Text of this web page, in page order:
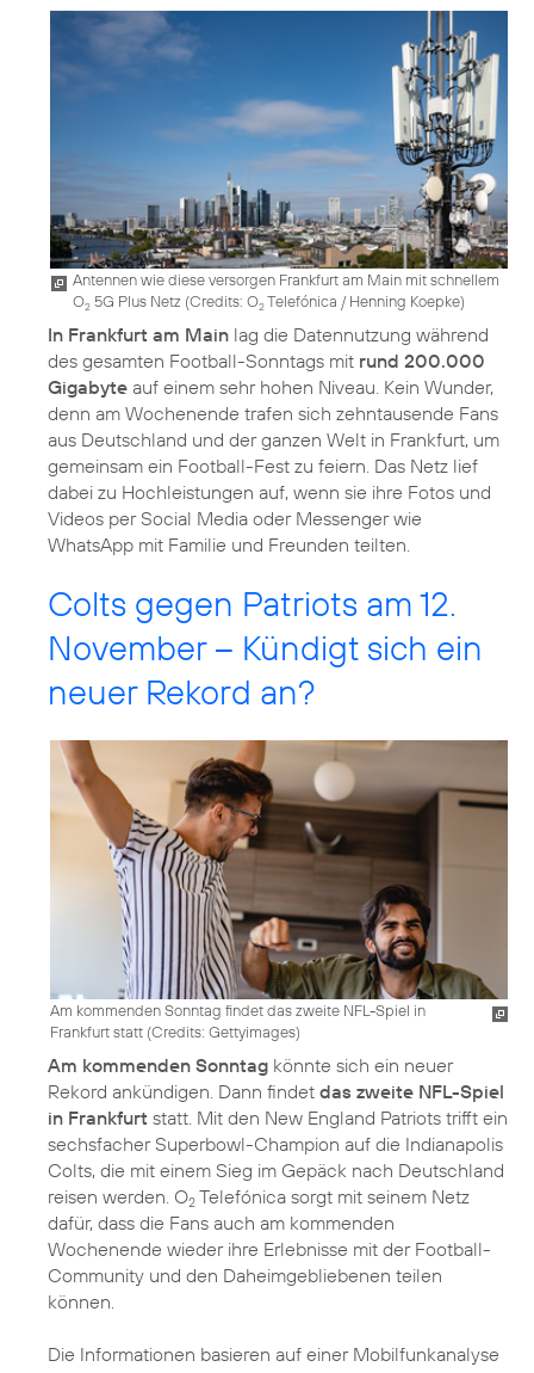
Antennen wie diese versorgen Frankfurt am Main mit schnellem
O2 5G Plus Netz (Credits: O2Telefónica / Henning Koepke)
In Frankfurt am Main lag die Datennutzung während
des gesamten Football-Sonntags mit rund 200.000
Gigabyte auf einem sehr hohen Niveau. Kein Wunder,
denn am Wochenende trafen sich zehntausende Fans
aus Deutschland und der ganzen Welt in Frankfurt, um
gemeinsam ein Football-Fest zu feiern. Das Netz lief
dabei zu Hochleistungen auf, wenn sie ihre Fotos und
Videos per Social Media oder Messenger wie
WhatsApp mit Familie und Freunden teilten.
Colts gegen Patriots am 12.
November – Kündigt sich ein
neuer Rekord an?
Am kommenden Sonntag findet das zweite NFL-Spiel in
Frankfurt statt (Credits: Gettyimages)
Am kommenden Sonntag könnte sich ein neuer
Rekord ankündigen. Dann findet das zweite NFL-Spiel
in Frankfurt statt. Mit den New England Patriots trifft ein
sechsfacher Superbowl-Champion auf die Indianapolis
Colts, die mit einem Sieg im Gepäck nach Deutschland
reisen werden. O2 Telefónica sorgt mit seinem Netz
dafür, dass die Fans auch am kommenden
Wochenende wieder ihre Erlebnisse mit der Football-
Community und den Daheimgebliebenen teilen
können.
Die Informationen basieren auf einer Mobilfunkanalyse